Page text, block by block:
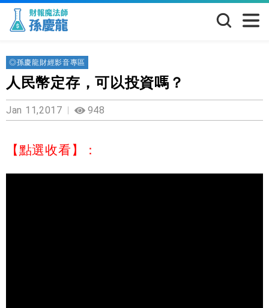
◎孫慶龍財經影音專區
人民幣定存，可以投資嗎？
Jan 11,2017 948
【點選收看】：